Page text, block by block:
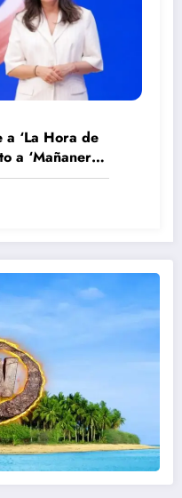
‘La Hora de
a ‘Mañaneros